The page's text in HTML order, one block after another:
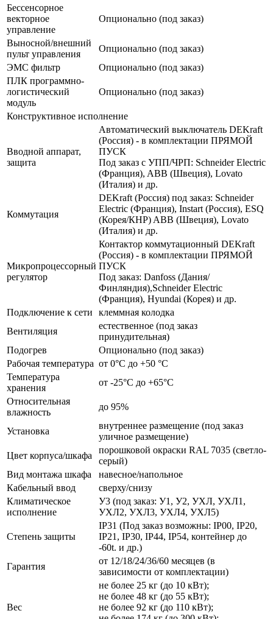
Бессенсорное
векторное
управление
Опционально (под заказ)
Выносной/внешний
пульт управления
Опционально (под заказ)
ЭМС фильтр
Опционально (под заказ)
ПЛК программно-
логистический
модуль
Опционально (под заказ)
Конструктивное исполнение
Вводной аппарат,
защита
Автоматический выключатель DEKraft
(Россия) - в комплектации ПРЯМОЙ
ПУСК
Под заказ с УПП/ЧРП: Schneider Electric
(Франция), ABB (Швеция), Lovato
(Италия) и др.
Коммутация
DEKraft (Россия) под заказ: Schneider
Electric (Франция), Instart (Россия), ESQ
(Корея/КНР) ABB (Швеция), Lovato
(Италия) и др.
Микропроцессорный
регулятор
Контактор коммутационный DEKraft
(Россия) - в комплектации ПРЯМОЙ
ПУСК
Под заказ: Danfoss (Дания/
Финляндия),Schneider Electric
(Франция), Hyundai (Корея) и др.
Подключение к сети
клеммная колодка
Вентиляция
естественное (под заказ
принудительная)
Подогрев
Опционально (под заказ)
Рабочая температура от 0°C до +50 °C
Температура
хранения
от -25°C до +65°C
Относительная
влажность
до 95%
Установка
внутреннее размещение (под заказ
уличное размещение)
Цвет корпуса/шкафа
порошковой окраски RAL 7035 (светло-
серый)
Вид монтажа шкафа
навесное/напольное
Кабельный ввод
сверху/снизу
Климатическое
исполнение
У3 (под заказ: У1, У2, УХЛ, УХЛ1,
УХЛ2, УХЛ3, УХЛ4, УХЛ5)
Степень защиты
IP31 (Под заказ возможны: IP00, IP20,
IP21, IP30, IP44, IP54, контейнер до
-60t. и др.)
Гарантия
от 12/18/24/36/60 месяцев (в
зависимости от комплектации)
Вес
не более 25 кг (до 10 кВт);
не более 48 кг (до 55 кВт);
не более 92 кг (до 110 кВт);